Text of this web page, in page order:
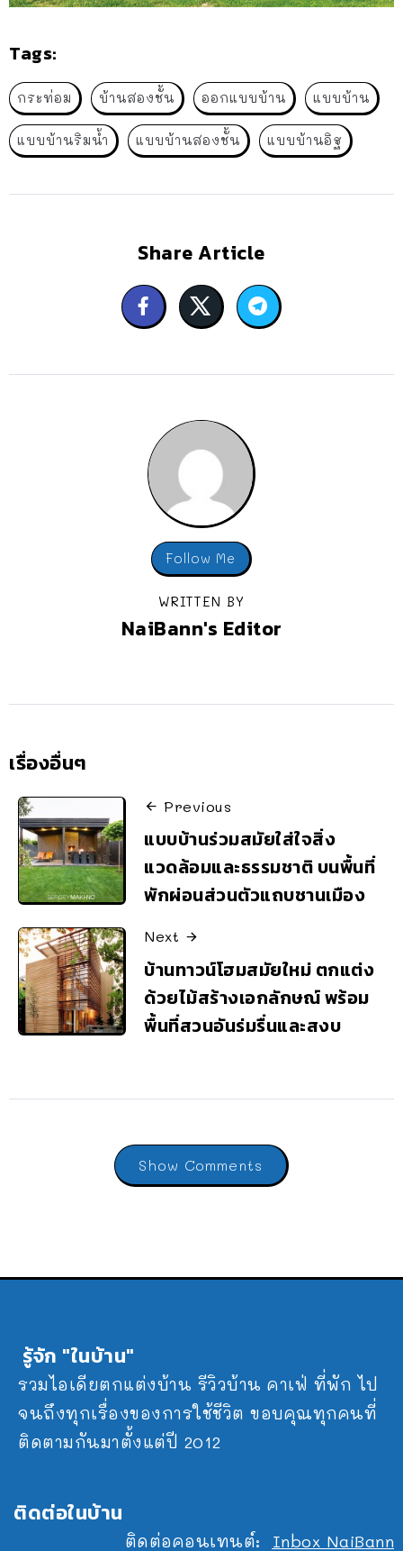
Tags:
กระท่อม บ้านสองชั้น ออกแบบบ้าน แบบบ้าน
แบบบ้านริมน้ำ แบบบ้านสองชั้น แบบบ้านอิฐ
Share Article
Follow Me
WRITTEN BY
NaiBann's Editor
เรื่องอื่นๆ
Previous
แบบบ้านร่วมสมัยใส่ใจสิ่ง
แวดล้อมและธรรมชาติ บนพื้นที่
พักผ่อนส่วนตัวแถบชานเมือง
Next
บ้านทาวน์โฮมสมัยใหม่ ตกแต่ง
ด้วยไม้สร้างเอกลักษณ์ พร้อม
พื้นที่สวนอันร่มรื่นและสงบ
Show Comments
รู้จัก "ในบ้าน"
รวมไอเดียตกแต่งบ้าน รีวิวบ้าน คาเฟ่ ที่พัก ไป
จนถึงทุกเรื่องของการใช้ชีวิต ขอบคุณทุกคนที่
ติดตามกันมาตั้งแต่ปี 2012
ติดต่อในบ้าน
ติดต่อคอนเทนต์: Inbox NaiBann